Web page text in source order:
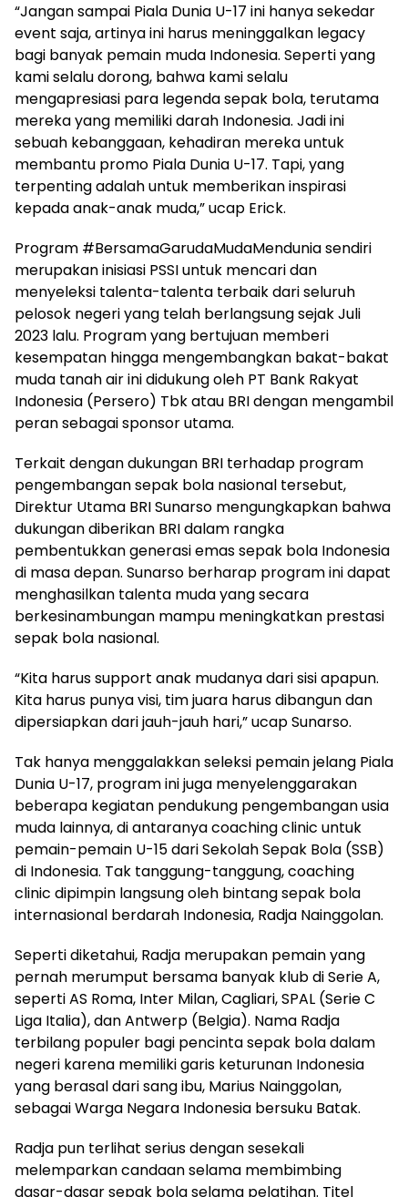
“Jangan sampai Piala Dunia U-17 ini hanya sekedar
event saja, artinya ini harus meninggalkan legacy
bagi banyak pemain muda Indonesia. Seperti yang
kami selalu dorong, bahwa kami selalu
mengapresiasi para legenda sepak bola, terutama
mereka yang memiliki darah Indonesia. Jadi ini
sebuah kebanggaan, kehadiran mereka untuk
membantu promo Piala Dunia U-17. Tapi, yang
terpenting adalah untuk memberikan inspirasi
kepada anak-anak muda,” ucap Erick.
Program #BersamaGarudaMudaMendunia sendiri
merupakan inisiasi PSSI untuk mencari dan
menyeleksi talenta-talenta terbaik dari seluruh
pelosok negeri yang telah berlangsung sejak Juli
2023 lalu. Program yang bertujuan memberi
kesempatan hingga mengembangkan bakat-bakat
muda tanah air ini didukung oleh PT Bank Rakyat
Indonesia (Persero) Tbk atau BRI dengan mengambil
peran sebagai sponsor utama.
Terkait dengan dukungan BRI terhadap program
pengembangan sepak bola nasional tersebut,
Direktur Utama BRI Sunarso mengungkapkan bahwa
dukungan diberikan BRI dalam rangka
pembentukkan generasi emas sepak bola Indonesia
di masa depan. Sunarso berharap program ini dapat
menghasilkan talenta muda yang secara
berkesinambungan mampu meningkatkan prestasi
sepak bola nasional.
“Kita harus support anak mudanya dari sisi apapun.
Kita harus punya visi, tim juara harus dibangun dan
dipersiapkan dari jauh-jauh hari,” ucap Sunarso.
Tak hanya menggalakkan seleksi pemain jelang Piala
Dunia U-17, program ini juga menyelenggarakan
beberapa kegiatan pendukung pengembangan usia
muda lainnya, di antaranya coaching clinic untuk
pemain-pemain U-15 dari Sekolah Sepak Bola (SSB)
di Indonesia. Tak tanggung-tanggung, coaching
clinic dipimpin langsung oleh bintang sepak bola
internasional berdarah Indonesia, Radja Nainggolan.
Seperti diketahui, Radja merupakan pemain yang
pernah merumput bersama banyak klub di Serie A,
seperti AS Roma, Inter Milan, Cagliari, SPAL (Serie C
Liga Italia), dan Antwerp (Belgia). Nama Radja
terbilang populer bagi pencinta sepak bola dalam
negeri karena memiliki garis keturunan Indonesia
yang berasal dari sang ibu, Marius Nainggolan,
sebagai Warga Negara Indonesia bersuku Batak.
Radja pun terlihat serius dengan sesekali
melemparkan candaan selama membimbing
dasar-dasar sepak bola selama pelatihan. Titel